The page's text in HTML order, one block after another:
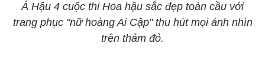
Á Hậu 4 cuộc thi Hoa hậu sắc đẹp toàn cầu với
trang phục "nữ hoàng Ai Cập" thu hút mọi ánh nhìn
trên thảm đỏ.